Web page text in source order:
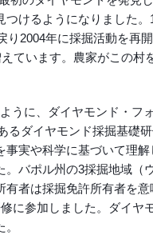
けるようになりました
り2004年に採掘活動を再
ています。農家がこの
うに、ダイヤモンド・
るダイヤモンド採掘基礎
実や科学に基づいて理
。バポル州の3採掘地域
有者は採掘免許所有者を
に参加しました。ダイ